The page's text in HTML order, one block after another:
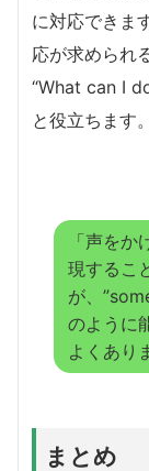
に対応できま
応が求められ
“What can I
と役立ちます。
「声を
現するこ
が、
のように
よくあり
まとめ